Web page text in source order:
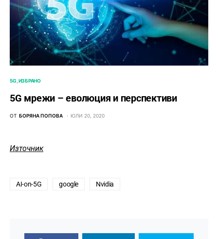
5G ИЗБРАНО
5G мрежи – еволюция и перспективи
ОТ БОРЯНА ПОПОВА ЮЛИ 20, 2020
Източник
AI-on-5G google Nvidia